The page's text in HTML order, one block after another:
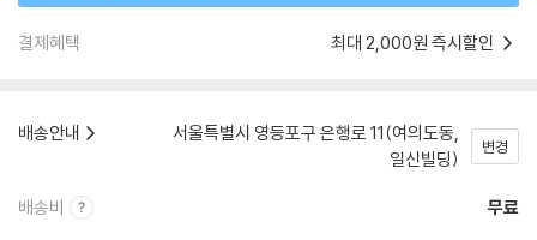
결제혜택 최대 2,000원 즉시할인
배송안내
서울특별시 영등포구 은행로 11(여의도동,
일신빌딩)
변경
배송비 무료